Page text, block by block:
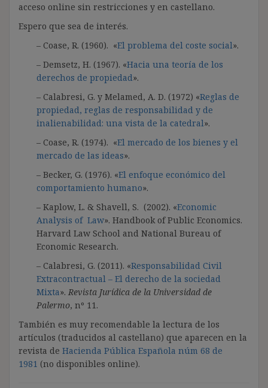
acceso online sin restricciones y en castellano.
Espero que sea de interés.
– Coase, R. (1960). «El problema del coste social».
– Demsetz, H. (1967). «Hacia una teoría de los
derechos de propiedad».
– Calabresi, G. y Melamed, A. D. (1972) «Reglas de
propiedad, reglas de responsabilidad y de
inalienabilidad: una vista de la catedral».
– Coase, R. (1974). «El mercado de los bienes y el
mercado de las ideas».
– Becker, G. (1976). «El enfoque económico del
comportamiento humano».
– Kaplow, L. & Shavell, S. (2002). «Economic
Analysis of Law». Handbook of Public Economics.
Harvard Law School and National Bureau of
Economic Research.
– Calabresi, G. (2011). «Responsabilidad Civil
Extracontractual – El derecho de la sociedad
Mixta». Revista Jurídica de la Universidad de
Palermo, nº 11.
También es muy recomendable la lectura de los
artículos (traducidos al castellano) que aparecen en la
revista de Hacienda Pública Española núm 68 de
1981 (no disponibles online).